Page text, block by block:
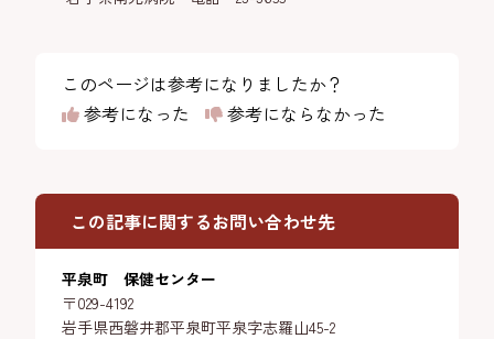
このページは参考になりましたか？
参考になった
参考にならなかった
この記事に関するお問い合わせ先
平泉町 保健センター
〒029-4192
岩手県西磐井郡平泉町平泉字志羅山45-2